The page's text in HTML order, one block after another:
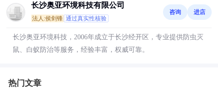
长沙奥亚环境科技有限公司
法人:侯剑锋 通过真实性核验
咨询 进店
长沙奥亚环境科技，2006年成立于长沙经开区，专业提供防虫灭
鼠、白蚁防治等服务，经验丰富，权威可靠。
热门文章